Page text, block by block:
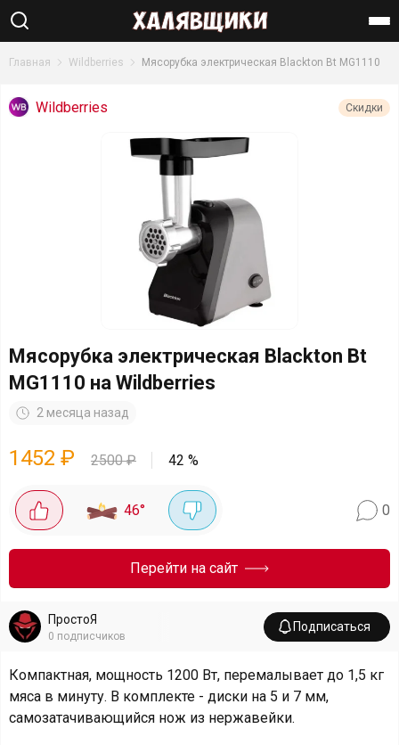
Найти
Главная Wildberries Мясорубка электрическая Blackton Bt MG1110
Wildberries Скидки
Мясорубка электрическая Blackton Bt
MG1110 на Wildberries
2 месяца назад
1452 ₽ 2500₽ 42 %
46° 0
Перейти на сайт
ПростоЯ
0 подписчиков
Подписаться
Компактная, мощность 1200 Вт, перемалывает до 1,5 кг
мяса в минуту. В комплекте - диски на 5 и 7 мм,
самозатачивающийся нож из нержавейки.